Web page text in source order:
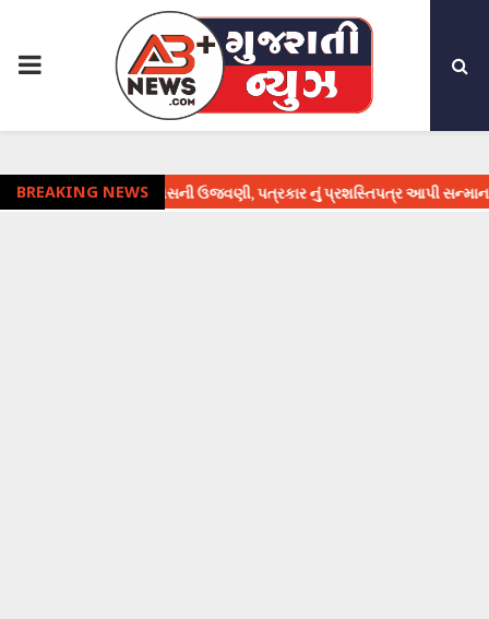
PRIMARY
MENU
BREAKING NEWS
દિવસની ઉજવણી, પત્રકાર નું પ્રશસ્તિપત્ર આપી સન્માન ⇝ 16